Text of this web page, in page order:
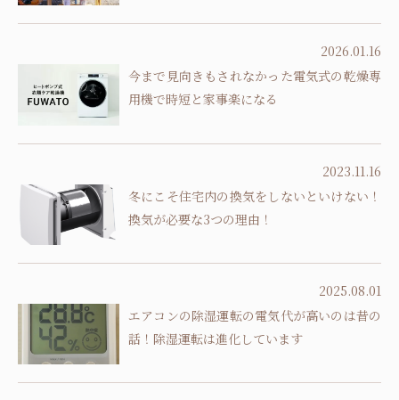
2026.01.16
今まで見向きもされなかった電気式の乾燥専
用機で時短と家事楽になる
2023.11.16
冬にこそ住宅内の換気をしないといけない！
換気が必要な3つの理由！
2025.08.01
エアコンの除湿運転の電気代が高いのは昔の
話！除湿運転は進化しています